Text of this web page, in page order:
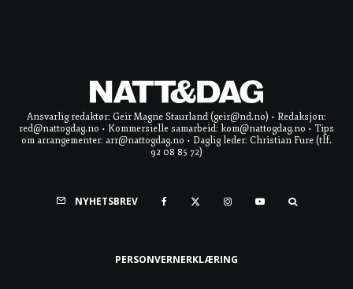
Ansvarlig redaktør: Geir Magne Staurland (geir@nd.no) • Redaksjon:
red@nattogdag.no • Kommersielle samarbeid: kom@nattogdag.no • Tips
om arrangementer: arr@nattogdag.no • Daglig leder: Christian Fure (tlf.
92 08 85 72)
NYHETSBREV
PERSONVERNERKLÆRING